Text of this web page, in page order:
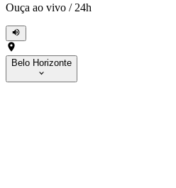
Ouça ao vivo / 24h
Belo Horizonte